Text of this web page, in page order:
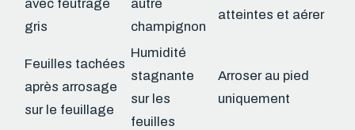
avec feutrage
gris
autre
champignon
atteintes et aérer
Feuilles tachées
après arrosage
sur le feuillage
Humidité
stagnante
sur les
feuilles
Arroser au pied
uniquement